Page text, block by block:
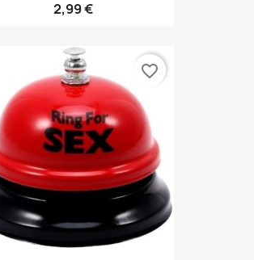
2,99 €
favorite_border